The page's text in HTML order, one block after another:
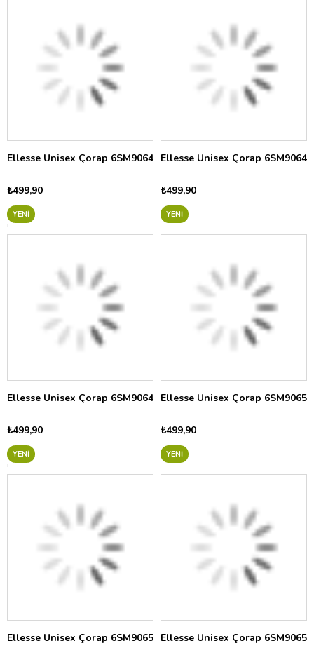
Ellesse Unisex Çorap 6SM9064
₺499,90
YENI
Ellesse Unisex Çorap 6SM9064
₺499,90
YENI
Ellesse Unisex Çorap 6SM9064
₺499,90
YENI
Ellesse Unisex Çorap 6SM9065
₺499,90
YENI
Ellesse Unisex Çorap 6SM9065 Ellesse Unisex Çorap 6SM9065